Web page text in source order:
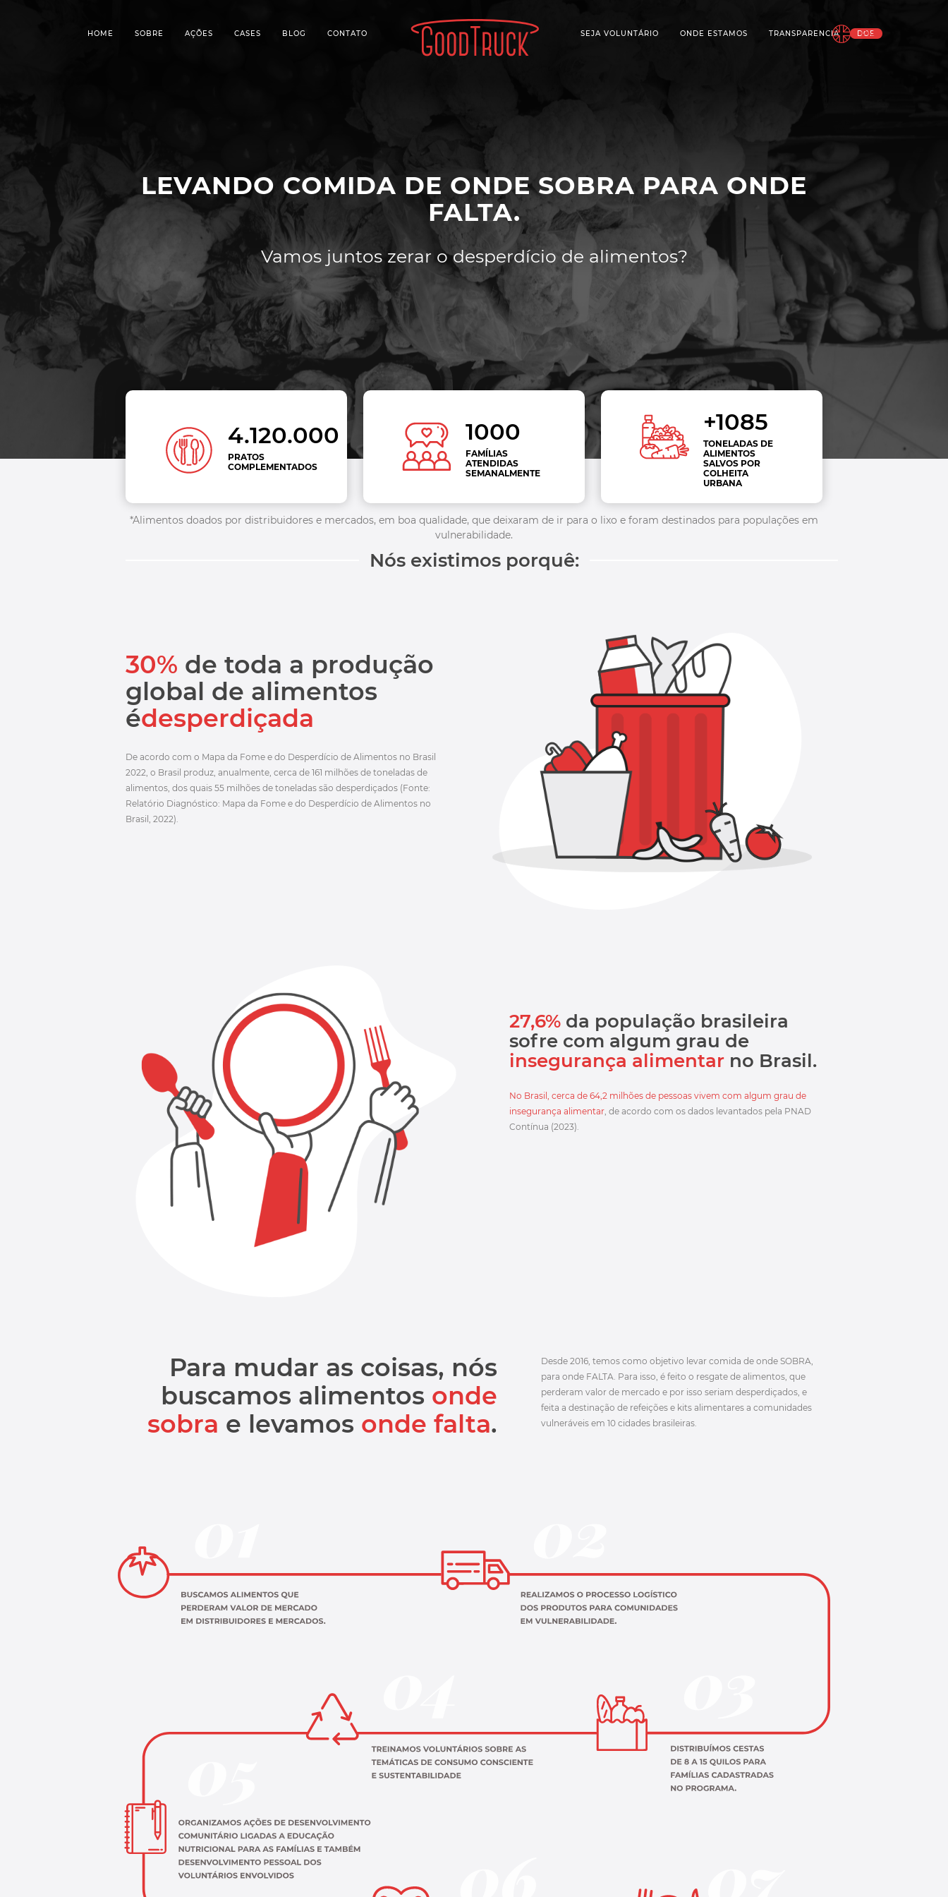
HOME SOBRE AÇÕES CASES BLOG CONTATO SEJA VOLUNTÁRIO ONDE ESTAMOS TRANSPARENCIA DOE
EN
LEVANDO COMIDA DE ONDE SOBRA PARA ONDE
FALTA.
Vamos juntos zerar o desperdício de alimentos?
4.120.000
PRATOS
COMPLEMENTADOS
1000
FAMÍLIAS
ATENDIDAS
SEMANALMENTE
+1085
TONELADAS DE
ALIMENTOS
SALVOS POR
COLHEITA
URBANA
*Alimentos doados por distribuidores e mercados, em boa qualidade, que deixaram de ir para o lixo e foram destinados para populações em
vulnerabilidade.
Nós existimos porquê:
30% de toda a produção
global de alimentos
édesperdiçada
De acordo com o Mapa da Fome e do Desperdício de Alimentos no Brasil
2022, o Brasil produz, anualmente, cerca de 161 milhões de toneladas de
alimentos, dos quais 55 milhões de toneladas são desperdiçados (Fonte:
Relatório Diagnóstico: Mapa da Fome e do Desperdício de Alimentos no
Brasil, 2022).
27,6% da população brasileira
sofre com algum grau de
insegurança alimentar no Brasil.
No Brasil, cerca de 64,2 milhões de pessoas vivem com algum grau de
insegurança alimentar, de acordo com os dados levantados pela PNAD
Contínua (2023).
Para mudar as coisas, nós
buscamos alimentos onde
sobra e levamos onde falta.
Desde 2016, temos como objetivo levar comida de onde SOBRA,
para onde FALTA. Para isso, é feito o resgate de alimentos, que
perderam valor de mercado e por isso seriam desperdiçados, e
feita a destinação de refeições e kits alimentares a comunidades
vulneráveis em 10 cidades brasileiras.